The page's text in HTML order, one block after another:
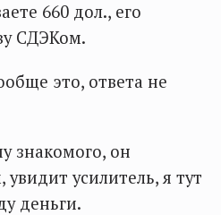
660 дол., его
СДЭКом.
это, ответа не
знакомого, он
усилитель, я тут
деньги.